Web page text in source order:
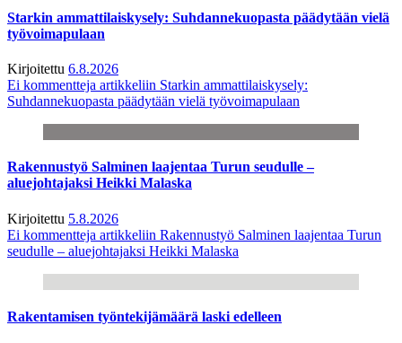
Starkin ammattilaiskysely: Suhdannekuopasta päädytään vielä
työvoimapulaan
Kirjoitettu 6.8.2026
Ei kommentteja artikkeliin Starkin ammattilaiskysely:
Suhdannekuopasta päädytään vielä työvoimapulaan
Rakennustyö Salminen laajentaa Turun seudulle –
aluejohtajaksi Heikki Malaska
Kirjoitettu 5.8.2026
Ei kommentteja artikkeliin Rakennustyö Salminen laajentaa Turun
seudulle – aluejohtajaksi Heikki Malaska
Rakentamisen työntekijämäärä laski edelleen